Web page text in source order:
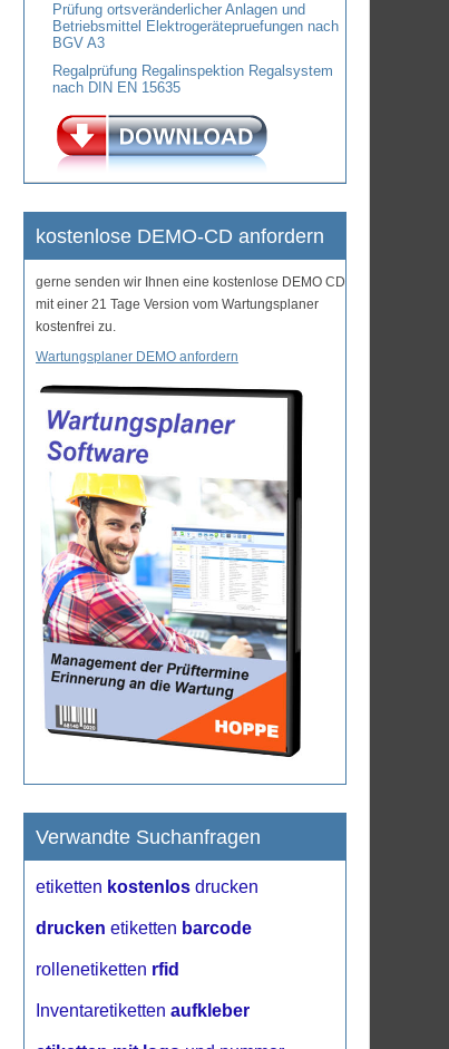
Prüfung ortsveränderlicher Anlagen und
Betriebsmittel Elektrogerätepruefungen nach
BGV A3
Regalprüfung Regalinspektion Regalsystem
nach DIN EN 15635
kostenlose DEMO-CD anfordern
gerne senden wir Ihnen eine kostenlose DEMO CD
mit einer 21 Tage Version vom Wartungsplaner
kostenfrei zu.
Wartungsplaner DEMO anfordern
Verwandte Suchanfragen
etiketten kostenlos drucken
drucken etiketten barcode
rollenetiketten rfid
Inventaretiketten aufkleber